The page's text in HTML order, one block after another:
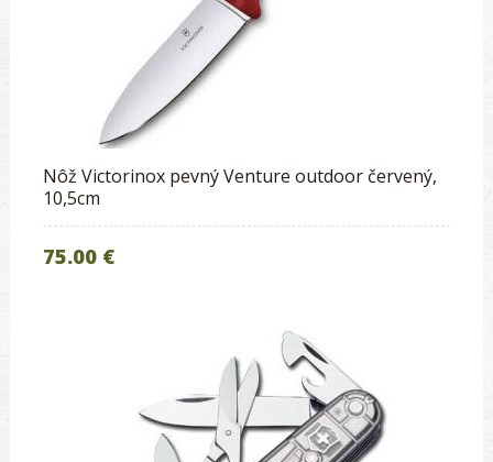
Nôž Victorinox pevný Venture outdoor červený,
10,5cm
75.00 €